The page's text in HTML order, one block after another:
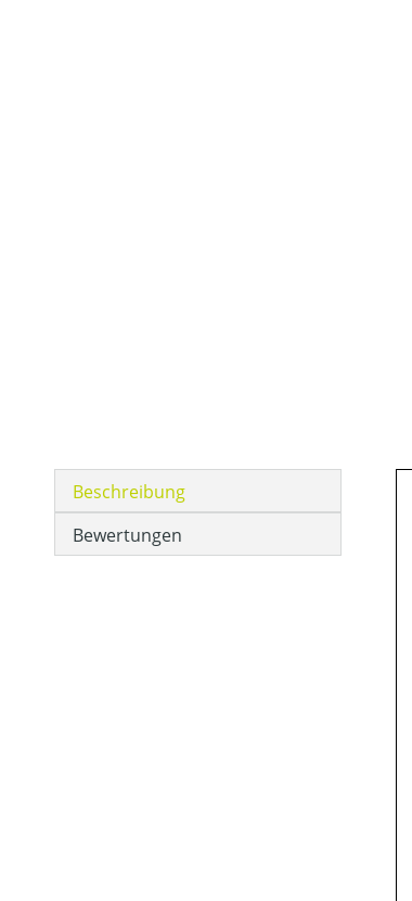
Beschreibung
Bewertungen